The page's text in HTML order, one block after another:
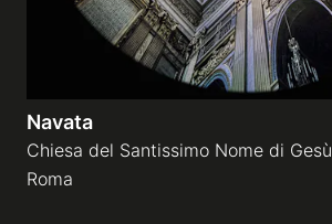
Navata
Chiesa del Santissimo Nome di Gesù
Roma